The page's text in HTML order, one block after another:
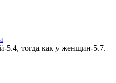
5.4, тогда как у женщин-5.7.